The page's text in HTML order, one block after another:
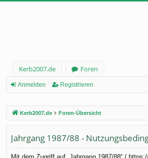
Kerb2007.de
Foren
Anmelden Registrieren
Kerb2007.de Foren-Übersicht
Jahrgang 1987/88 -
Mit dem Zugriff auf „Jahrgang 1987/88“